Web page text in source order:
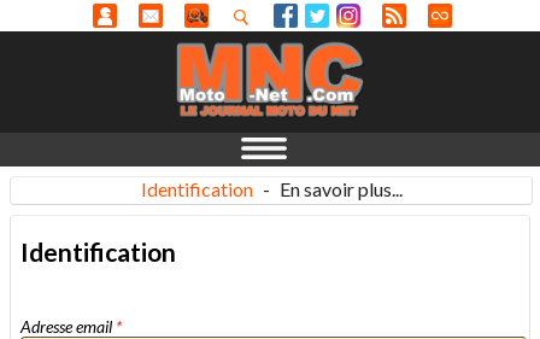
Identification - En savoir plus...
Identification
Adresse email *